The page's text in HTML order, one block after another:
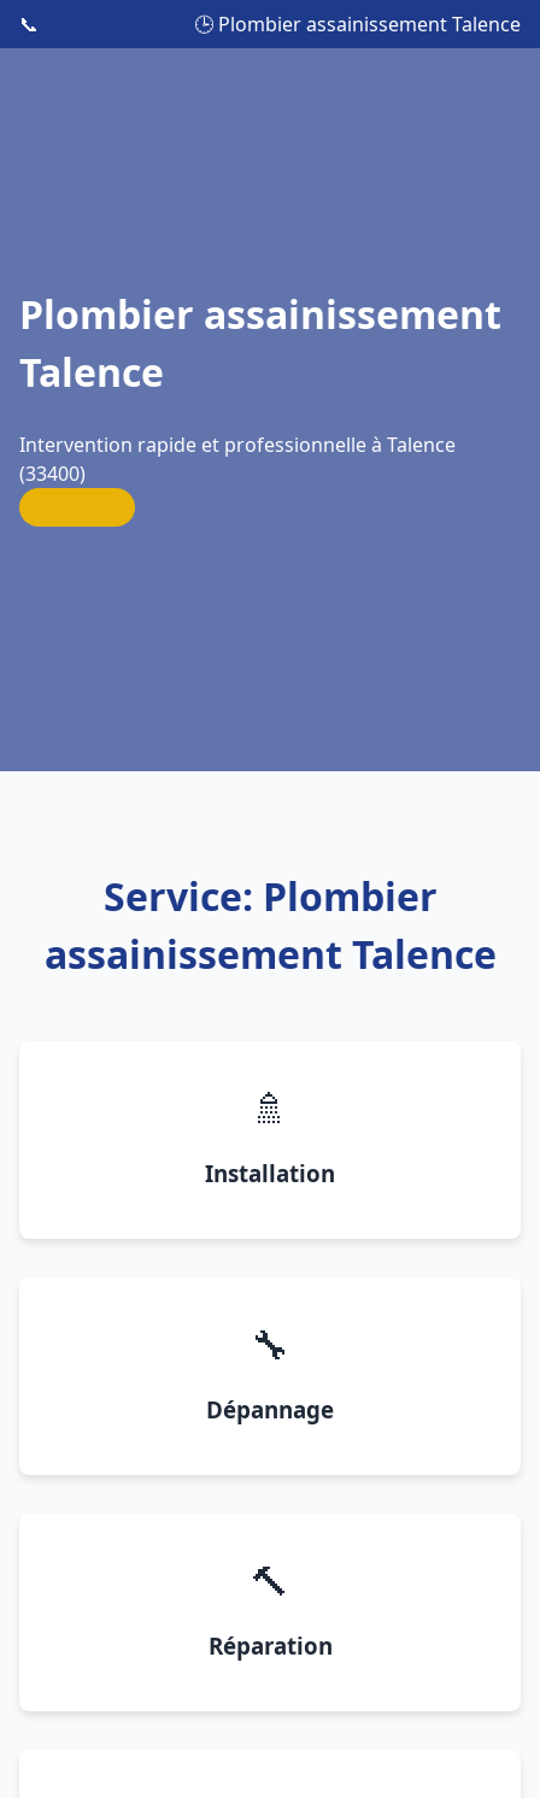
📞 🕒 Plombier assainissement Talence
Plombier assainissement
Talence
Intervention rapide et professionnelle à Talence
(33400)
Service: Plombier
assainissement Talence
🚿
Installation
🔧
Dépannage
🔨
Réparation